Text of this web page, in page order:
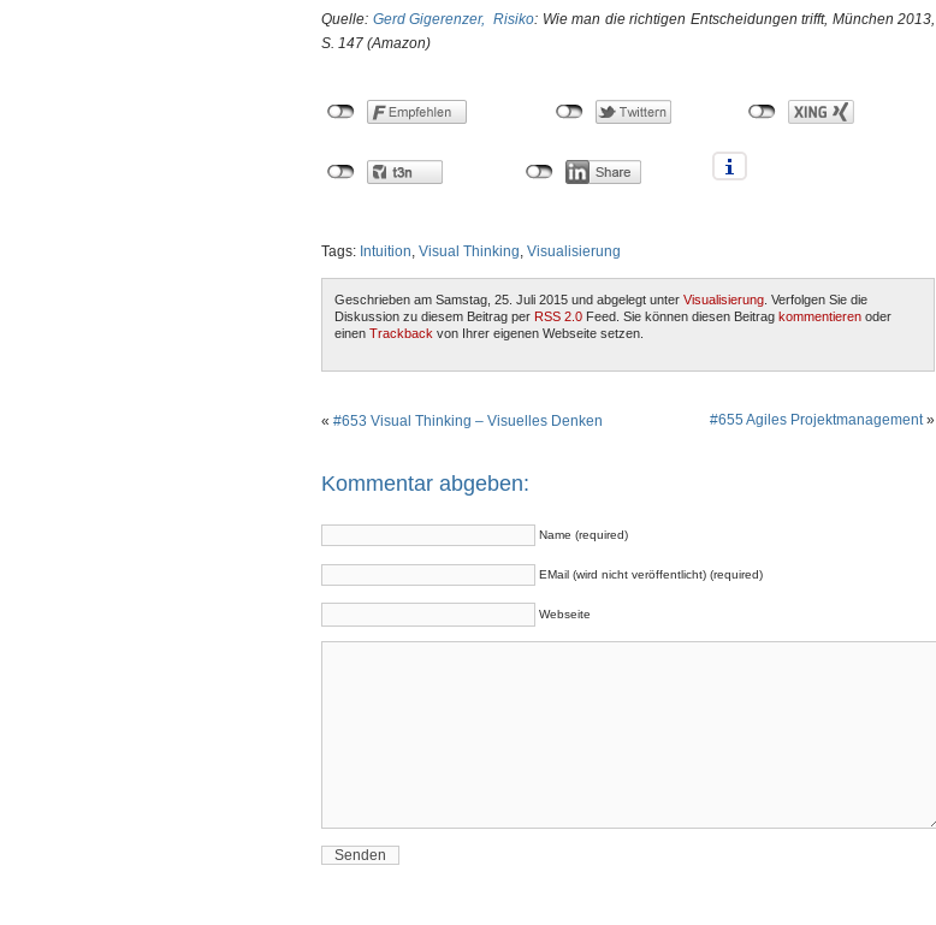
Quelle: Gerd Gigerenzer, Risiko: Wie man die richtigen Entscheidungen trifft, München 2013,
S. 147 (Amazon)
Tags: Intuition, Visual Thinking, Visualisierung
Geschrieben am Samstag, 25. Juli 2015 und abgelegt unter Visualisierung . Verfolgen Sie die
Diskussion zu diesem Beitrag per RSS 2.0 Feed. Sie können diesen Beitrag kommentieren oder
einen Trackback von Ihrer eigenen Webseite setzen.
« #653 Visual Thinking – Visuelles Denken #655 Agiles Projektmanagement»
Kommentar abgeben:
Name (required)
EMail (wird nicht veröffentlicht) (required)
Webseite